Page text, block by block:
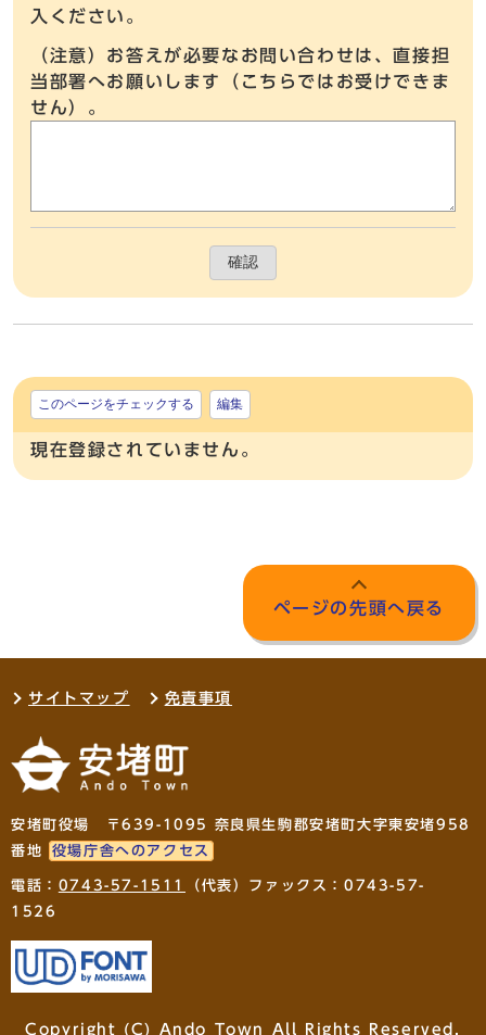
入ください。
（注意）お答えが必要なお問い合わせは、直接担
当部署へお願いします（こちらではお受けできま
せん）。
確認
このページをチェックする 編集
現在登録されていません。
ページの先頭へ戻る
サイトマップ 免責事項
安堵町役場 〒639-1095 奈良県生駒郡安堵町大字東安堵958
番地
役場庁舎へのアクセス
電話： 0743-57-1511
（代表）ファックス：0743-57-
1526
Copyright (C) Ando Town All Rights Reserved.